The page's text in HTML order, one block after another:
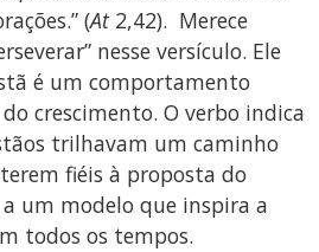
(At2,42). Merece
nesse versículo. Ele
é um comportamento
crescimento. O verbo indica
trilhavam um caminho
fiéis à proposta do
a um modelo que inspira a
todos os tempos.